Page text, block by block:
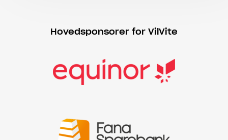
Hovedsponsorer for VilVite